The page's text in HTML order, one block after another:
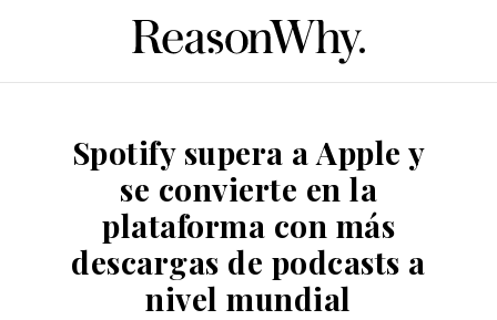
Spotify supera a Apple y
se convierte en la
plataforma con más
descargas de podcasts a
nivel mundial